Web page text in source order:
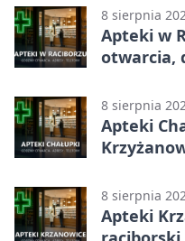
8 sierpnia
Apteki w
otwarcia,
8 sierpnia
Apteki
8 sierpnia
Apteki